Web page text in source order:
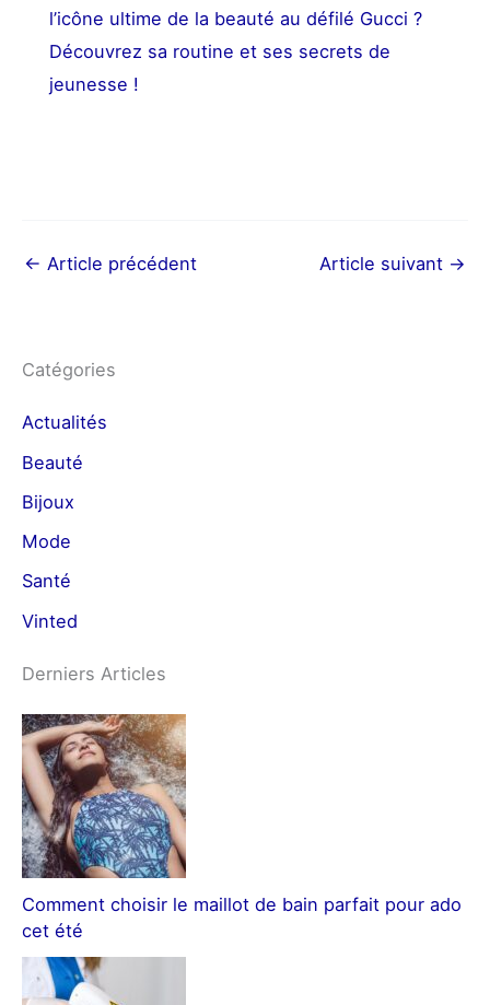
l’icône ultime de la beauté au défilé Gucci ?
Découvrez sa routine et ses secrets de
jeunesse !
← Article précédent Article suivant →
Catégories
Actualités
Beauté
Bijoux
Mode
Santé
Vinted
Derniers Articles
Comment choisir le maillot de bain parfait pour ado
cet été